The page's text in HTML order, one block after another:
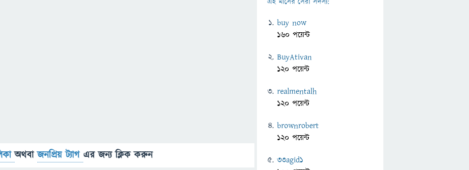
অথবাজনপ্রিয় ট্যাগ এর জন্য ক্লিক করুন
buy now
160 পয়েন্ট
BuyAtivan
120 পয়েন্ট
realmentalh
120 পয়েন্ট
brownrobert
120 পয়েন্ট
33agid1